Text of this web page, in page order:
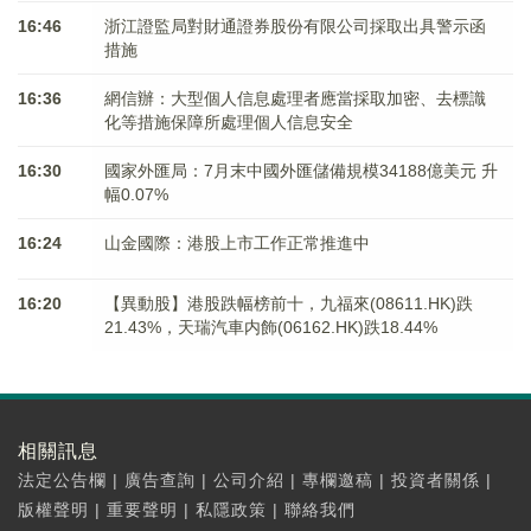
16:46
浙江證監局對財通證券股份有限公司採取出具警示函
措施
16:36
網信辦：大型個人信息處理者應當採取加密、去標識
化等措施保障所處理個人信息安全
16:30
國家外匯局：7月末中國外匯儲備規模34188億美元 升
幅0.07%
16:24 山金國際：港股上市工作正常推進中
16:20
【異動股】港股跌幅榜前十，九福來(08611.HK)跌
21.43%，天瑞汽車内飾(06162.HK)跌18.44%
相關訊息
法定公告欄 | 廣告查詢 | 公司介紹 | 專欄邀稿 | 投資者關係 |
版權聲明 | 重要聲明 | 私隱政策 | 聯絡我們